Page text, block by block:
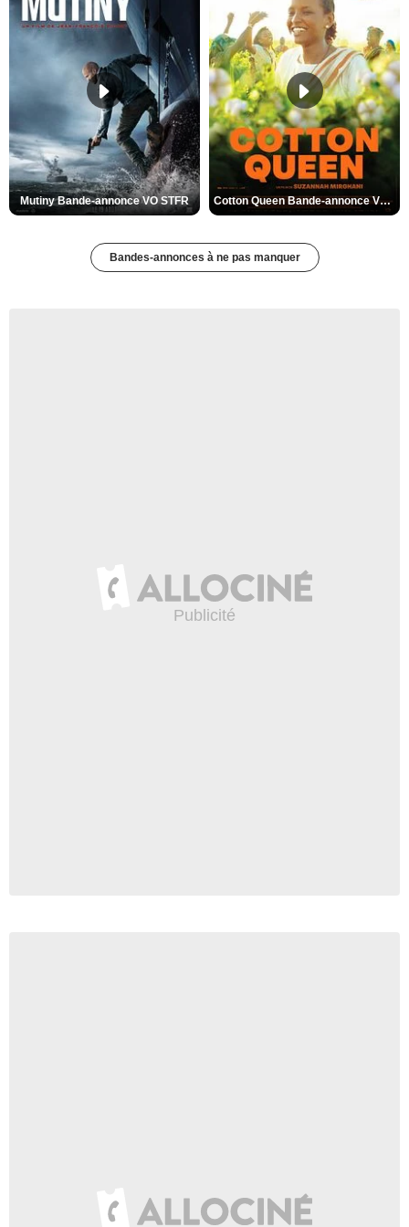
Mutiny Bande-annonce VO STFR Cotton Queen Bande-annonce VO STFR
Bandes-annonces à ne pas manquer